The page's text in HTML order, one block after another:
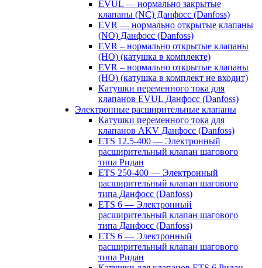
EVUL — нормально закрытые
клапаны (NC) Данфосс (Danfoss)
EVR — нормально открытые клапаны
(NO) Данфосс (Danfoss)
EVR – нормально открытые клапаны
(НО) (катушка в комплекте)
EVR – нормально открытые клапаны
(НО) (катушка в комплект не входит)
Катушки переменного тока для
клапанов EVUL Данфосс (Danfoss)
Электронные расширительные клапаны
Катушки переменного тока для
клапанов AKV Данфосс (Danfoss)
ETS 12.5-400 — Электронный
расширительный клапан шагового
типа Ридан
ETS 250-400 — Электронный
расширительный клапан шагового
типа Данфосс (Danfoss)
ETS 6 — Электронный
расширительный клапан шагового
типа Данфосс (Danfoss)
ETS 6 — Электронный
расширительный клапан шагового
типа Ридан